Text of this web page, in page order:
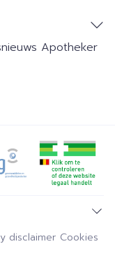
Apotheker
disclaimer Cookies